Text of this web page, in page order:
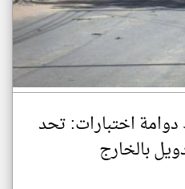
اختبارات: تحد
بالخارج